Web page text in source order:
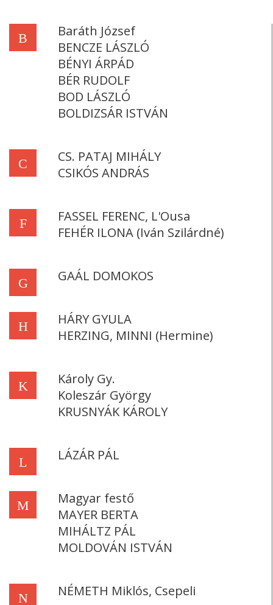
B
Baráth József
BENCZE LÁSZLÓ
BÉNYI ÁRPÁD
BÉR RUDOLF
BOD LÁSZLÓ
BOLDIZSÁR ISTVÁN
C
CS. PATAJ MIHÁLY
CSIKÓS ANDRÁS
F
FASSEL FERENC, L'Ousa
FEHÉR ILONA (Iván Szilárdné)
G GAÁL DOMOKOS
H
HÁRY GYULA
HERZING, MINNI (Hermine)
K
Károly Gy.
Koleszár György
KRUSNYÁK KÁROLY
L LÁZÁR PÁL
M
Magyar festő
MAYER BERTA
MIHÁLTZ PÁL
MOLDOVÁN ISTVÁN
N NÉMETH Miklós, Csepeli